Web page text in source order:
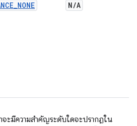
N/A
ะมีความสำคัญระดับใดจะปรากฏใน